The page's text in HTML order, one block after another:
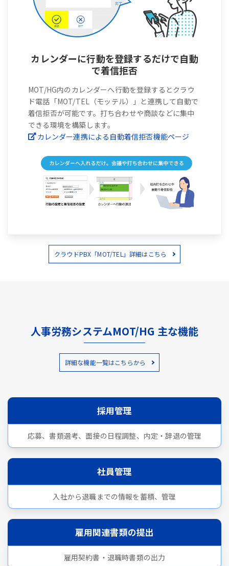
カレンダーに行動を登録するだけで自動
で着信拒否
MOT/HG内のカレンダーへ行動を登録するとクラウ
ド電話「MOT/TEL（モッテル）」と連携して自動で
着信拒否が可能です。打ち合わせや商談などに集中
できる環境を構築します。
カレンダー連携による自動着信拒否機能ページ
クラウドPBX「MOT/TEL」詳細はこちら
人事労務システムMOT/HG 主な機能
詳細な機能一覧はこちらから
採用管理
応募、書類選考、面接の日程調整、内定・辞退の管理
社員管理
入社から退職までの情報を蓄積、管理
雇用関連書類の提出
雇用契約書・退職時書類の出力